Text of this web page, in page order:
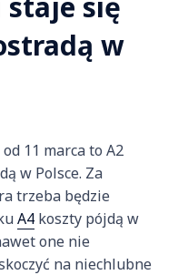
w
11 marca to A2
w Polsce. Za
trzeba będzie
A4 koszty pójdą w
one nie
na niechlubne